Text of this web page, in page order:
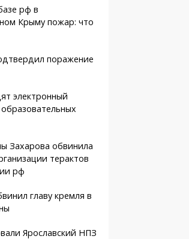
рф в
Крыму пожар: что
поражение
электронный
Захарова обвинила
терактов
рф
главу кремля в
Ярославский НПЗ